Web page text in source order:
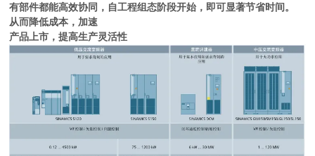
有部件都能高效协同，自工程组态阶段开始，即可显著节省时间。
从而降低成本，加速
产品上市，提高生产灵活性